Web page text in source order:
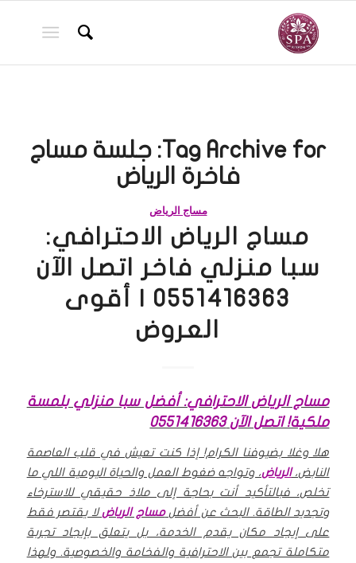
Tag Archive for: جلسة مساج
فاخرة الرياض
مساج الرياض
مساج الرياض الاحترافي:
سبا منزلي فاخر اتصل الآن
0551416363 | أقوى
العروض
مساج الرياض الاحترافي: أفضل سبا منزلي بلمسة
ملكية! اتصل الآن 0551416363
هلا وغلا بضيوفنا الكرام! إذا كنت تعيش في قلب العاصمة
النابض،الرياض، وتواجه ضغوط العمل والحياة اليومية اللي ما
تخلص، فبالتأكيد أنت بحاجة إلى ملاذ حقيقي للاسترخاء
وتجديد الطاقة. البحث عن أفضلمساج الرياضلا يقتصر فقط
على إيجاد مكان يقدم الخدمة، بل يتعلق بإيجاد تجربة
متكاملة تجمع بين الاحترافية والفخامة والخصوصية. ولهذا